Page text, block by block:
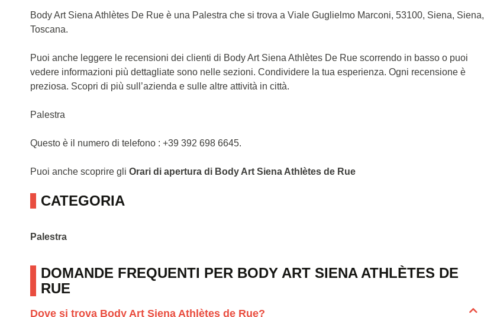
Body Art Siena Athlètes De Rue è una Palestra che si trova a Viale Guglielmo Marconi, 53100, Siena, Siena,
Toscana.
Puoi anche leggere le recensioni dei clienti di Body Art Siena Athlètes De Rue scorrendo in basso o puoi
vedere informazioni più dettagliate sono nelle sezioni. Condividere la tua esperienza. Ogni recensione è
preziosa. Scopri di più sull’azienda e sulle altre attività in città.
Palestra
Questo è il numero di telefono : +39 392 698 6645.
Puoi anche scoprire gli Orari di apertura di Body Art Siena Athlètes de Rue
CATEGORIA
Palestra
DOMANDE FREQUENTI PER BODY ART SIENA ATHLÈTES DE
RUE
Dove si trova Body Art Siena Athlètes de Rue?